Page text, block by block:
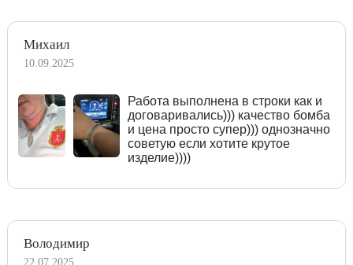
Михаил
10.09.2025
Работа выполнена в строки как и
договаривались))) качество бомба
и цена просто супер))) однозначно
советую если хотите крутое
изделие))))
Володимир
22.07.2025